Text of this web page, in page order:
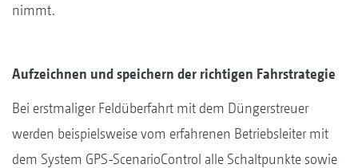
nimmt.
Aufzeichnen und speichern der richtigen Fahrstrategie
Bei erstmaliger Feldüberfahrt mit dem Düngerstreuer
werden beispielsweise vom erfahrenen Betriebsleiter mit
dem System GPS-ScenarioControl alle Schaltpunkte sowie